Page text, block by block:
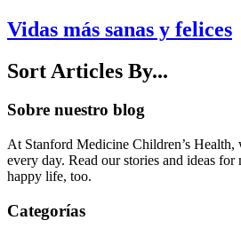
Vidas más sanas y felices
Sort Articles By...
Sobre nuestro blog
At Stanford Medicine Children’s Health,
every day. Read our stories and ideas for
happy life, too.
Categorías